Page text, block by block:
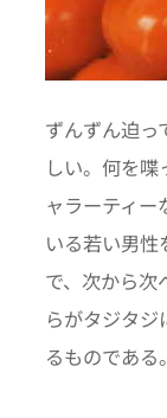
ずんずん迫っ
しい。何を
ャラーティー
いる若い男
で、次から次
らがタジタ
るものである。